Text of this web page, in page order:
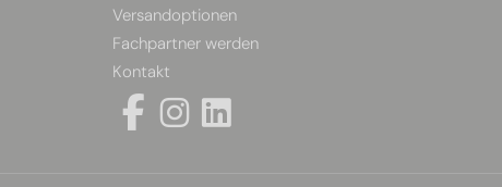
Versandoptionen
Fachpartner werden
Kontakt